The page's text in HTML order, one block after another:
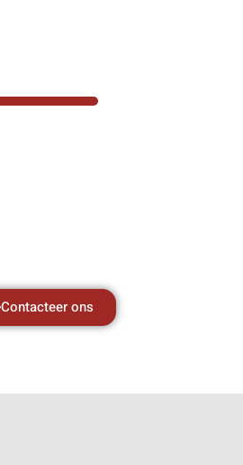
Contacteer ons